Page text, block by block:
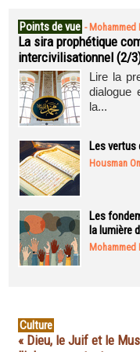
Points de vue - Mohammed
La sira prophétique
intercivilisationnel (2/
Lire la
dialogue
la...
Les vertus
Housman
Les
la lumière
Mohammed
Culture
« Dieu, le Juif et le